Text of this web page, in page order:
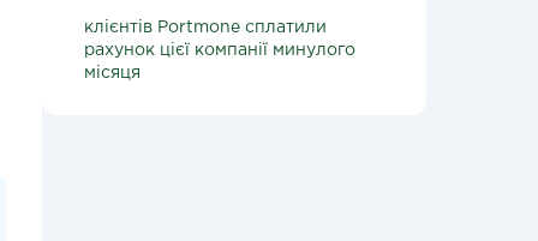
клієнтів Portmone сплатили
рахунок цієї компанії минулого
місяця